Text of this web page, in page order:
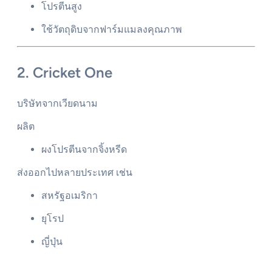
โปรตีนสูง
ใช้วัตถุดิบจากฟาร์มแมลงคุณภาพ
2. Cricket One
บริษัทจากเวียดนาม
ผลิต
ผงโปรตีนจากจิ้งหรีด
ส่งออกไปหลายประเทศ เช่น
สหรัฐอเมริกา
ยุโรป
ญี่ปุ่น